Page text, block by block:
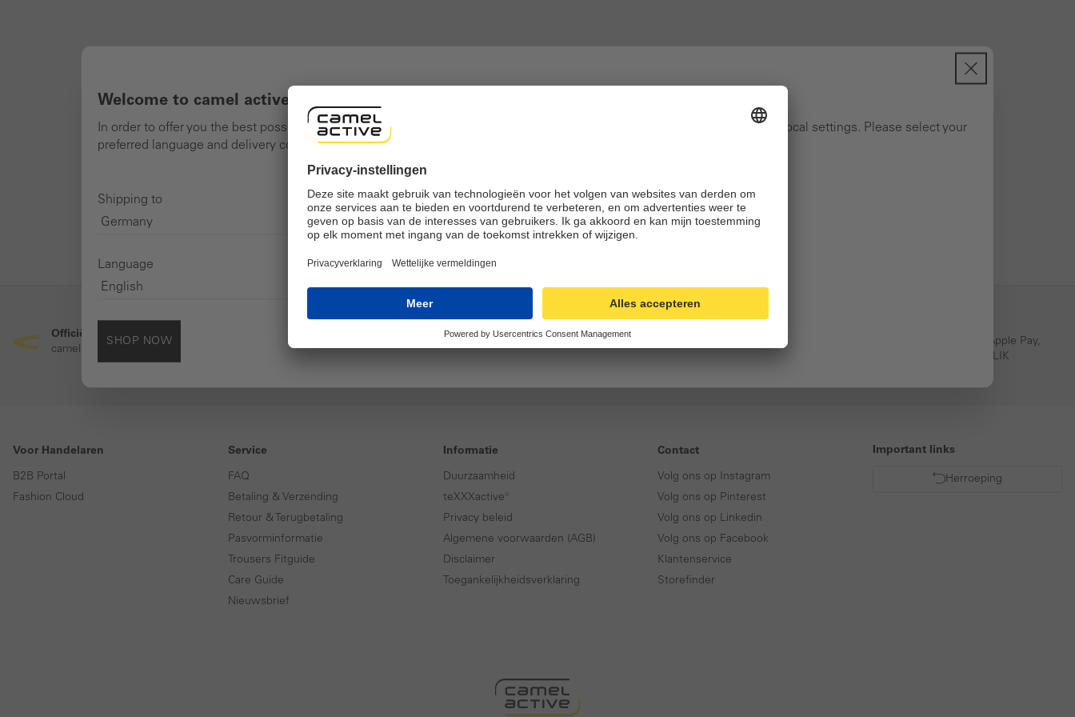
Officiële online winkel
camel active merkwinkel
Veilige SSL-verbinding
Eenvoudig retourneren
Gratis en eenvoudige retournering
PayPal, Klarna, Credit Card, Apple Pay,
iDEAL| WERO, bancontact, BLIK
Voor Handelaren
B2B Portal
Fashion Cloud
Service
FAQ
Betaling & Verzending
Retour & Terugbetaling
Pasvorminformatie
Trousers Fitguide
Care Guide
Nieuwsbrief
Informatie
Duurzaamheid
teXXXactive®
Privacy beleid
Algemene voorwaarden (AGB)
Disclaimer
Toegankelijkheidsverklaring
Contact
Volg ons op Instagram
Volg ons op Pinterest
Volg ons op Linkedin
Volg ons op Facebook
Klantenservice
Storefinder
Important links
Herroeping
Welcome to camel active online shop
In order to offer you the best possible shopping experience, we would like to show you the online shop according to your local settings. Please select your
preferred language and delivery country and note that we currently only ship to countries shown here.
Shipping to
Language
SHOP NOW